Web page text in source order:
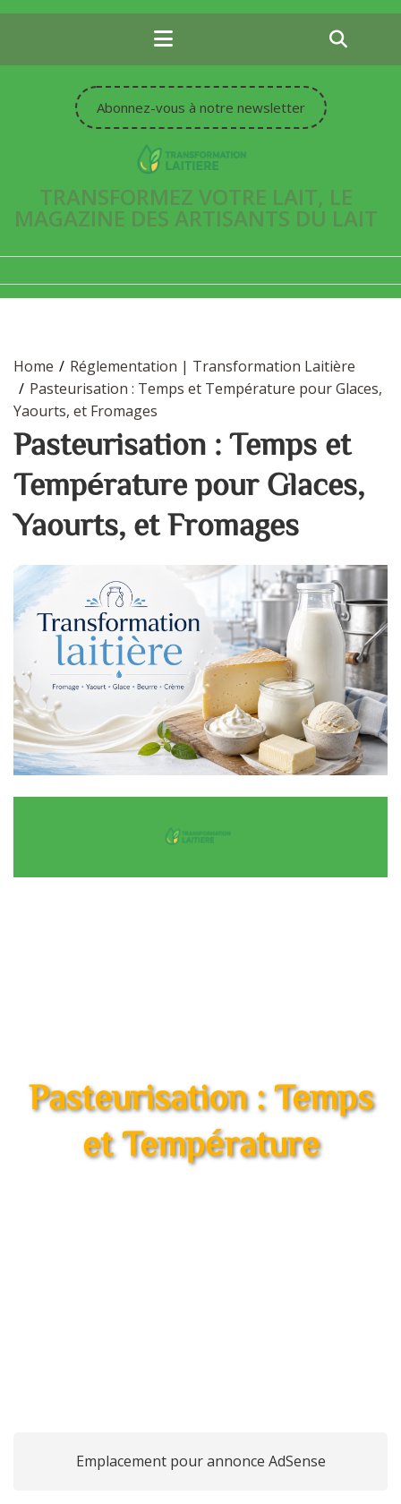
Skip
Abonnez-vous à notre newsletter
TRANSFORMEZ VOTRE LAIT, LE
MAGAZINE DES ARTISANTS DU LAIT
Home
Réglementation | Transformation Laitière
Pasteurisation : Temps et Température pour Glaces,
Yaourts, et Fromages
Pasteurisation : Temps et
Température pour Glaces,
Yaourts, et Fromages
Pasteurisation : Temps
et Température
Emplacement pour annonce AdSense